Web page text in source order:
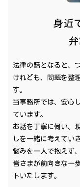
身近
法律の話となると、
けれども、問題を整
す。
当事務所では、安心
ています。
お話を丁寧に伺い、
しを一緒に考えてい
悩みを一人で抱えず
皆さまが前向きな一
トいたします。